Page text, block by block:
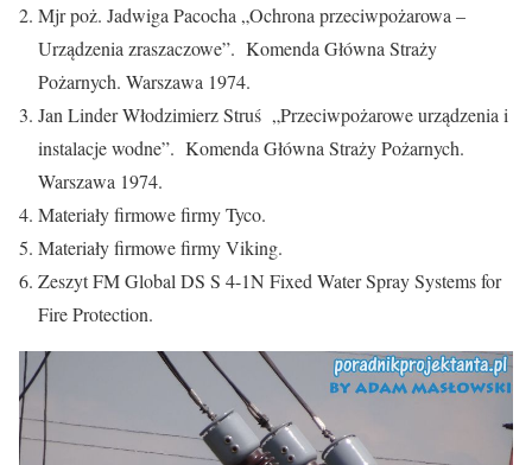
Mjr poż. Jadwiga Pacocha „Ochrona przeciwpożarowa –
Urządzenia zraszaczowe”. Komenda Główna Straży
Pożarnych. Warszawa 1974.
Jan Linder Włodzimierz Struś „Przeciwpożarowe urządzenia i
instalacje wodne”. Komenda Główna Straży Pożarnych.
Warszawa 1974.
Materiały firmowe firmy Tyco.
Materiały firmowe firmy Viking.
Zeszyt FM Global DS S 4-1N Fixed Water Spray Systems for
Fire Protection.